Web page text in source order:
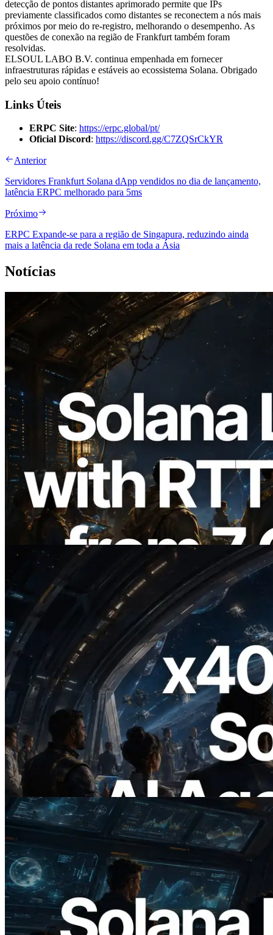
detecção de pontos distantes aprimorado permite que IPs
previamente classificados como distantes se reconectem a nós mais
próximos por meio do re-registro, melhorando o desempenho. As
questões de conexão na região de Frankfurt também foram
resolvidas.
ELSOUL LABO B.V. continua empenhada em fornecer
infraestruturas rápidas e estáveis ao ecossistema Solana. Obrigado
pelo seu apoio contínuo!
Links Úteis
ERPC Site: https://erpc.global/pt/
Oficial Discord: https://discord.gg/C7ZQSrCkYR
Anterior
Servidores Frankfurt Solana dApp vendidos no dia de lançamento,
latência ERPC melhorado para 5ms
Próximo
ERPC Expande-se para a região de Singapura, reduzindo ainda
mais a latência da rede Solana em toda a Ásia
Notícias
2026.08.05
ERPC expande a Solana Leader Slot API
com medição de ping a partir de 7 regiões
globais — Validators Information API
também lançada
2026.07.04
ERPC lança Solana RPC com suporte a
x402 — A era em que agentes de IA
pagam sob demanda pelas APIs de que
precisam
Ler este artigo